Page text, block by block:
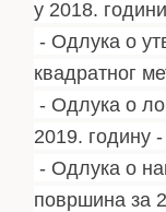
у 2018.
- Одлука о
квадратног
- Одлука о
2019. годину -
- Одлука о
површина за